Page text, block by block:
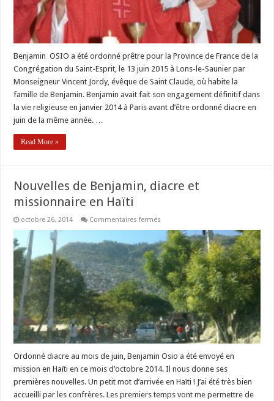
Benjamin OSIO a été ordonné prêtre pour la Province de France de la
Congrégation du Saint-Esprit, le 13 juin 2015 à Lons-le-Saunier par
Monseigneur Vincent Jordy, évêque de Saint Claude, où habite la
famille de Benjamin. Benjamin avait fait son engagement définitif dans
la vie religieuse en janvier 2014 à Paris avant d’être ordonné diacre en
juin de la même année. …
Read More »
Nouvelles de Benjamin, diacre et
missionnaire en Haïti
octobre 26, 2014 Commentaires fermés
Benjamin,
diacre
et
missionnaire
en
Haïti
Ordonné diacre au mois de juin, Benjamin Osio a été envoyé en
mission en Haïti en ce mois d’octobre 2014. Il nous donne ses
premières nouvelles. Un petit mot d’arrivée en Haïti ! J’ai été très bien
accueilli par les confrères. Les premiers temps vont me permettre de